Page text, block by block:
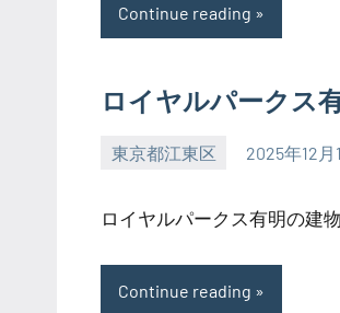
Continue reading
ロイヤルパークス
東京都江東区 2025年12月
SEZIMO
ロイヤルパークス有明の建
Continue reading